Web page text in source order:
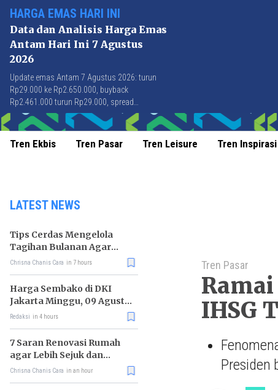
HARGA EMAS HARI INI
Data dan Analisis Harga Emas
Antam Hari Ini 7 Agustus
2026
Update emas Antam 7 Agustus 2026: turun
Rp29.000 ke Rp2.650.000, buyback
Rp2.461.000 turun Rp29.000, spread
Rp189.000 stabil di level terbaik sejak April
2026.
Tren Ekbis Tren Pasar Tren Leisure Tren Inspirasi
LATEST NEWS
Tips Cerdas Mengelola
Tagihan Bulanan Agar
Tidak Telat Bayar
Chrisna Chanis Cara in 7 hours
Harga Sembako di DKI
Jakarta Minggu, 09 Agustus
2026, Daging Sapi Murni
Putih Turun
Redaksi in 4 hours
7 Saran Renovasi Rumah
agar Lebih Sejuk dan
Nyaman Ditinggali
Chrisna Chanis Cara in an hour
Tren Pasar
IHSG
Presiden